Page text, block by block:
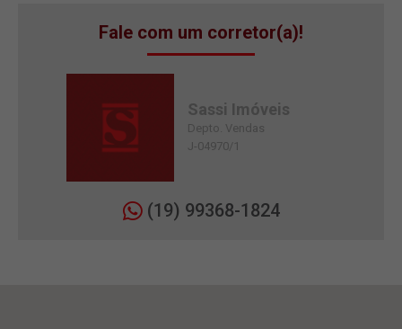
Fale com um corretor(a)!
Sassi Imóveis
Depto. Vendas
J-04970/1
(19) 99368-1824